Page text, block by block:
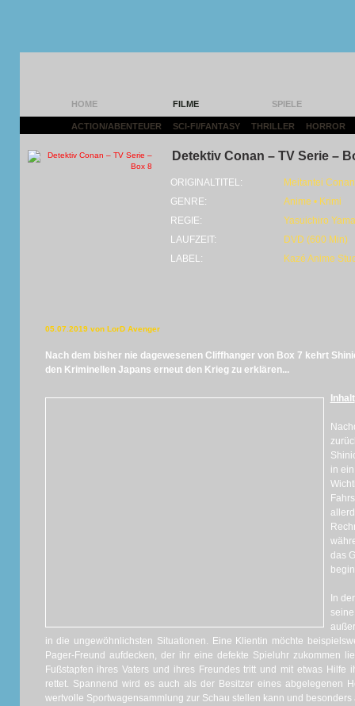
HOME FILME SPIELE
ACTION/ABENTEUER SCI-FI/FANTASY THRILLER HORROR
Detektiv Conan – TV Serie –
ORIGINALTITEL:
Meitantei Conan
GENRE:
Anime • Krimi
REGIE:
Yasuichiro
LAUFZEIT:
DVD (600 Min)
LABEL:
Kazé Anime
05.07.2019 von LorD Avenger
Nach dem bisher nie dagewesenen Cliffhanger von Box 7 kehrt
den Kriminellen Japans erneut den Krieg zu erklären...
Inhalt
in
das
In
in die ungewöhnlichsten Situationen. Eine Klientin möchte
Pager-Freund aufdecken, der ihr eine defekte Spieluhr zukommen
Fußstapfen ihres Vaters und ihres Freundes tritt und mit etwas
rettet. Spannend wird es auch als der Besitzer eines abgelegenen
wertvolle Sportwagensammlung zur Schau stellen kann und